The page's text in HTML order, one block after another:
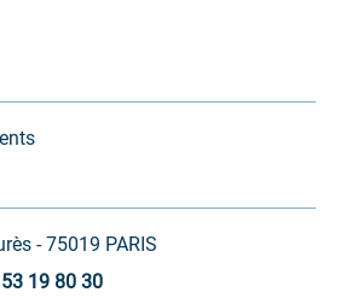
- 75019 PARIS
19 80 30